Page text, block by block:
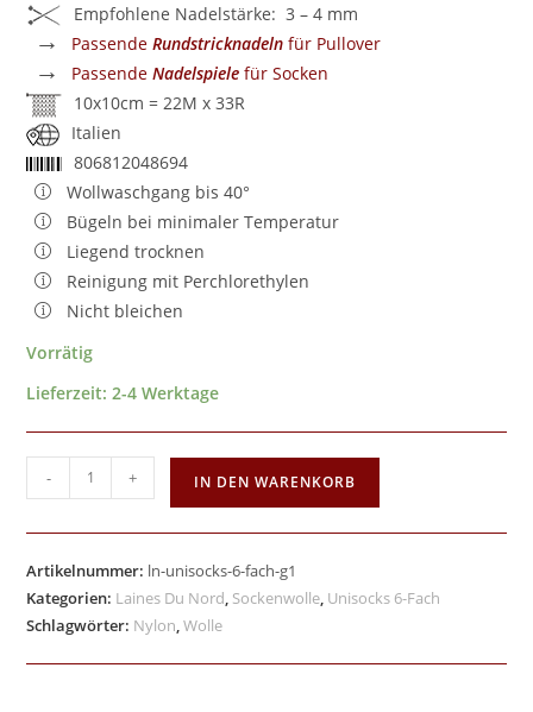
Empfohlene Nadelstärke: 3 – 4 mm
→ PassendeRundstricknadeln für Pullover
→ PassendeNadelspiele für Socken
10x10cm = 22M x 33R
Italien
806812048694
Wollwaschgang bis 40°
Bügeln bei minimaler Temperatur
Liegend trocknen
Reinigung mit Perchlorethylen
Nicht bleichen
Vorrätig
Lieferzeit:2-4 Werktage
- + IN DEN WARENKORB
Artikelnummer: ln-unisocks-6-fach-g1
Kategorien: Laines Du Nord, Sockenwolle, Unisocks 6-Fach
Schlagwörter: Nylon,Wolle